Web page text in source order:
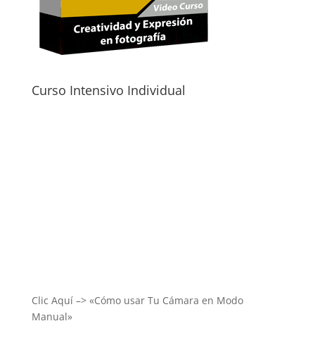
Curso Intensivo Individual
Clic Aquí –> «Cómo usar Tu Cámara en Modo
Manual»